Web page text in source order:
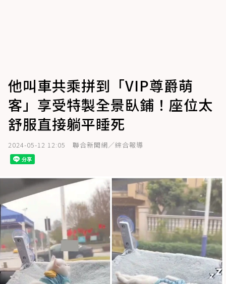
他叫車共乘拼到「VIP尊爵萌
客」享受特製全景臥鋪！座位太
舒服直接躺平睡死
2024-05-12 12:05 聯合新聞網／綜合報導